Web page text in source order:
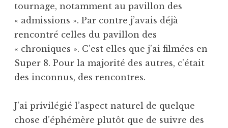
tournage, notamment au pavillon des
« admissions ». Par contre j’avais déjà
rencontré celles du pavillon des
« chroniques ». C’est elles que j’ai filmées en
Super 8. Pour la majorité des autres, c’était
des inconnus, des rencontres.
J’ai privilégié l’aspect naturel de quelque
chose d’éphémère plutôt que de suivre des